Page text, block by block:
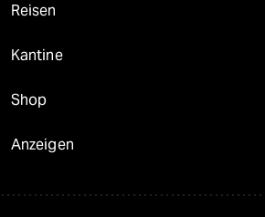
Reisen
Kantine
Shop
Anzeigen